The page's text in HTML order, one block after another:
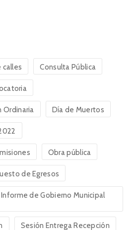
calles Consulta Pública
Ordinaria Día de Muertos
Obra pública
de Egresos
de Gobierno Municipal
Sesión Entrega Recepción